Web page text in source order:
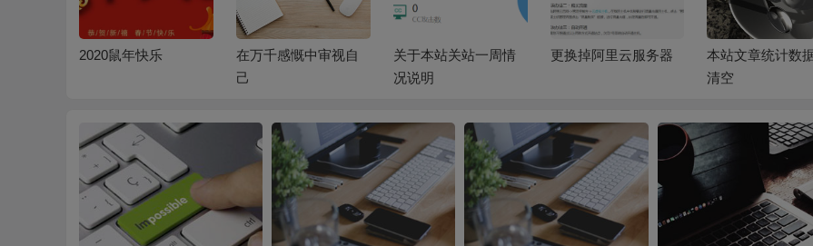
在万千感慨中审视自
关于本站关站一周情
况说明
更换掉阿里云服务器
本站文章统计数据被
2019年新年快乐